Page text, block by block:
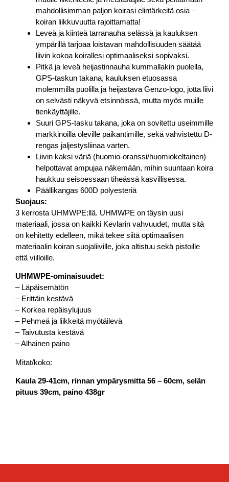
mahdollisimman paljon koirasi elintärkeitä osia –
koiran liikkuvuutta rajoittamatta!
Leveä ja kiinteä tarranauha selässä ja kauluksen
ympärillä tarjoaa loistavan mahdollisuuden säätää
liivin kokoa koirallesi optimaaliseksi sopivaksi.
Pitkä ja leveä heijastinnauha kummallakin puolella,
GPS-taskun takana, kauluksen etuosassa
molemmilla puolilla ja heijastava Genzo-logo, jotta liivi
on selvästi näkyvä etsinnöissä, mutta myös muille
tienkäyttäjille.
Suuri GPS-tasku takana, joka on sovitettu useimmille
markkinoilla oleville paikantimille, sekä vahvistettu D-
rengas jaljestysliinaa varten.
Liivin kaksi väriä (huomio-oranssi/huomiokeltainen)
helpottavat ampujaa näkemään, mihin suuntaan koira
haukkuu seisoessaan tiheässä kasvillisessa.
Päällikangas 600D polyesteriä
Suojaus:
3 kerrosta UHMWPE:llä. UHMWPE on täysin uusi
materiaali, jossa on kaikki Kevlarin vahvuudet, mutta sitä
on kehitetty edelleen, mikä tekee siitä optimaalisen
materiaalin koiran suojaliiville, joka altistuu sekä pistoille
että viilloille.
UHMWPE-ominaisuudet:
– Läpäisemätön
– Erittäin kestävä
– Korkea repäisylujuus
– Pehmeä ja liikkeitä myötäilevä
– Taivutusta kestävä
– Alhainen paino
Mitat/koko:
Kaula 29-41cm, rinnan ympärysmitta 56 – 60cm, selän
pituus 39cm, paino 438gr